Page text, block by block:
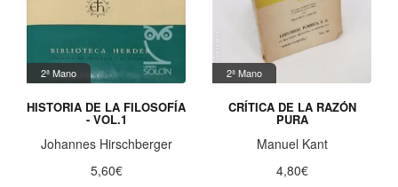
2ª Mano
HISTORIA DE LA FILOSOFÍA
- VOL.1
Johannes Hirschberger
5,60€
2ª Mano
CRÍTICA DE LA RAZÓN
PURA
Manuel Kant
4,80€